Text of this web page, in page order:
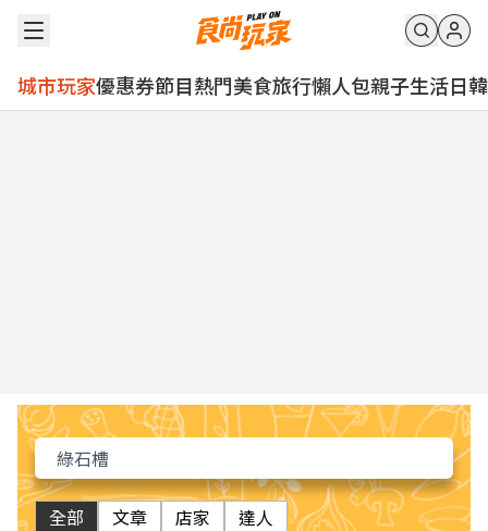
城市玩家優惠券節目熱門美食旅行懶人包親子生活日韓
全部 文章 店家 達人